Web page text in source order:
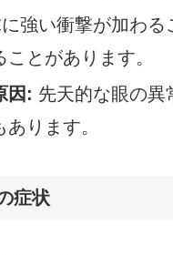
強い衝撃が加わる
ことがあります。
因: 先天的な眼の異
ります。
症状